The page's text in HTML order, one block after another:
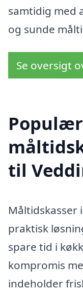
samtidig med
og sunde
Se oversigt
til
Måltidskasser
praktisk
spare tid i
kompromis
indeholder